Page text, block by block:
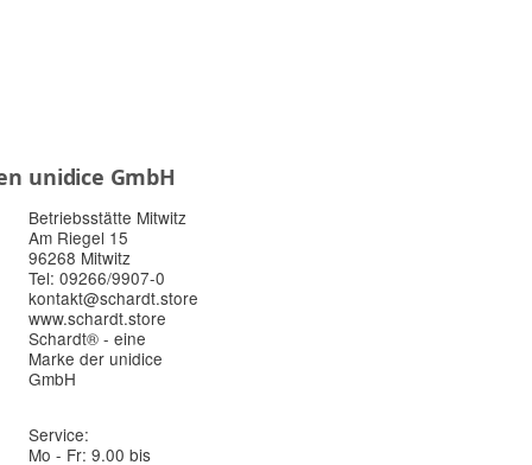
unidice GmbH
Betriebsstätte Mitwitz
Am Riegel 15
96268 Mitwitz
Tel: 09266/9907-0
kontakt@schardt.store
www.schardt.store
Schardt® - eine
Marke der unidice
GmbH
Service:
Mo - Fr: 9.00 bis